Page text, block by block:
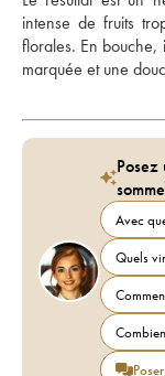
intense de fruits
florales. En bouche,
marquée et une
Avec
Quels